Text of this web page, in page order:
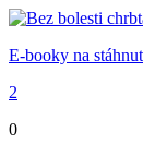
E-booky na
2
0